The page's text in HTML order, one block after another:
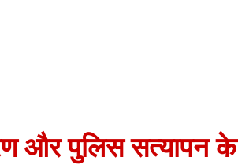
और पुलिस सत्यापन